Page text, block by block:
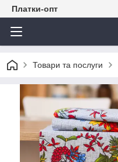
Платки-опт
Товари та послуги